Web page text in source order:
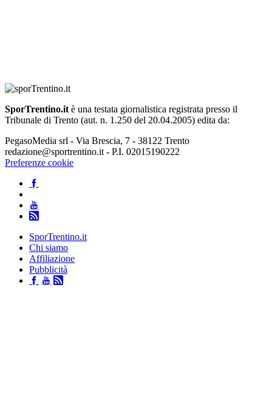
SporTrentino.it è una testata giornalistica registrata presso il
Tribunale di Trento (aut. n. 1.250 del 20.04.2005) edita da:
PegasoMedia srl - Via Brescia, 7 - 38122 Trento
redazione@sportrentino.it - P.I. 02015190222
Preferenze cookie
SporTrentino.it
Chi siamo
Affiliazione
Pubblicità